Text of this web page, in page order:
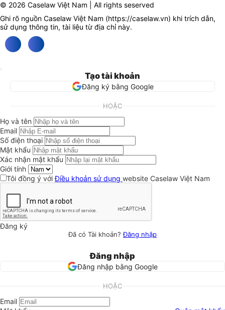
© 2026 Caselaw Việt Nam | All rights seserved
Ghi rõ nguồn Caselaw Việt Nam (https://caselaw.vn) khi trích dẫn,
sử dụng thông tin, tài liệu từ địa chỉ này.
Tạo tài khoản
Đăng ký bằng Google
HOẶC
Họ và tên
Email
Số điện thoại
Mật khẩu
Xác nhận mật khẩu
Giới tính
Tôi đồng ý vớiĐiều khoản sử dụng website Caselaw Việt Nam
Đăng ký
Đã có Tài khoản?Đăng nhập
Đăng nhập
Đăng nhập bằng Google
HOẶC
Email